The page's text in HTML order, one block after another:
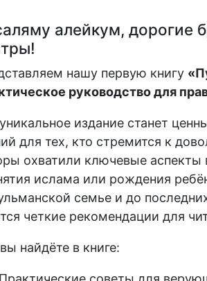
алейкум, дорогие
нашу первую книгу
руководство для
издание станет
для тех, кто стремится к
охватили ключевые аспекты
ислама или рождения
семье и до
четкие рекомендации для
найдёте в книге: